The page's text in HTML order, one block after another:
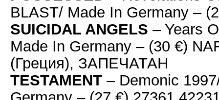
BLAST/ Made In Germany –
SUICIDAL ANGELS – Years
Made In Germany – (30 €)
(Греция), ЗАПЕЧАТАН
TESTAMENT – Demonic